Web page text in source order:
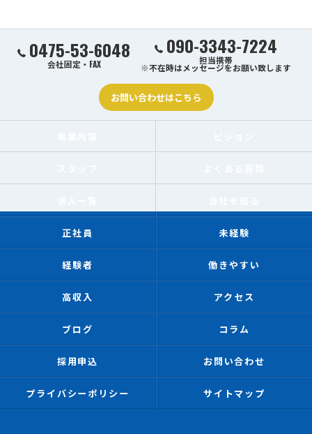
0475-53-6048
会社固定・FAX
090-3343-7224
担当携帯
※不在時はメッセージをお願い致します
お問い合わせはこちら
正社員 未経験
経験者 働きやすい
高収入 アクセス
ブログ コラム
採用申込 お問い合わせ
プライバシーポリシー サイトマップ